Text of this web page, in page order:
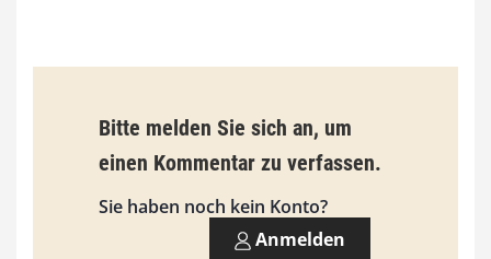
€
i
s
9
Bitte melden Sie sich an, um
einen Kommentar zu verfassen.
Sie haben noch kein Konto?
Anmelden